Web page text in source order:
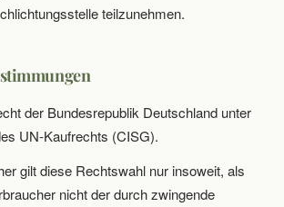
teilzunehmen.
der Bundesrepublik Deutschland unter
UN-Kaufrechts (CISG).
gilt diese Rechtswahl nur insoweit, als
nicht der durch zwingende